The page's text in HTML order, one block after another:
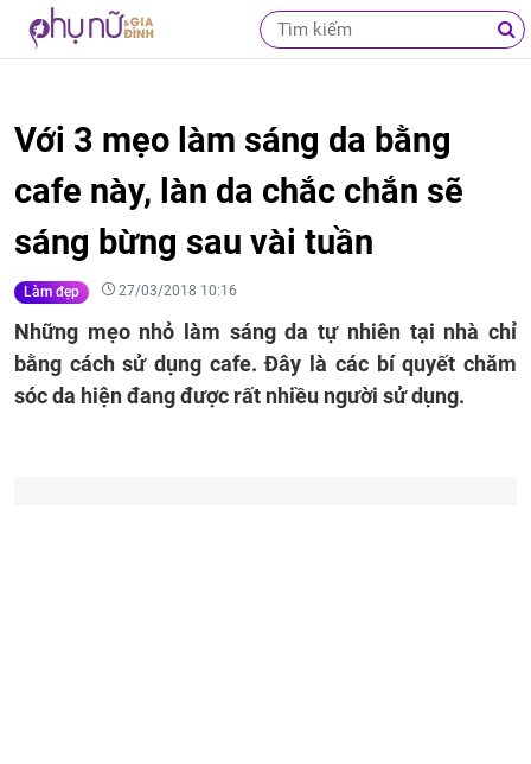
Với 3 mẹo làm sáng da bằng
cafe này, làn da chắc chắn sẽ
sáng bừng sau vài tuần
Làm đẹp 27/03/2018 10:16
Những mẹo nhỏ làm sáng da tự nhiên tại nhà chỉ
bằng cách sử dụng cafe. Đây là các bí quyết chăm
sóc da hiện đang được rất nhiều người sử dụng.